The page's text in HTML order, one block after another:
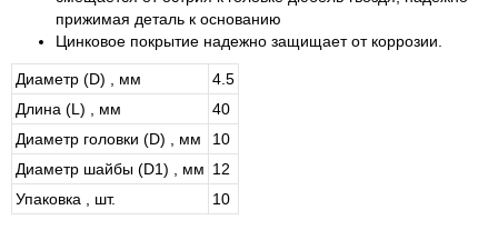
прижимая деталь к основанию
Цинковое покрытие надежно защищает от коррозии.
Диаметр (D) , мм
4.5
Длина (L) , мм
40
Диаметр головки (D) , мм
10
Диаметр шайбы (D1) , мм 12
Упаковка , шт.
10